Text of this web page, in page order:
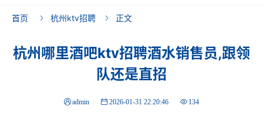
首页  杭州ktv招聘  正文
杭州哪里酒吧ktv招聘酒水销售员,跟领
队还是直招
admin 2026-01-31 22:20:46 134